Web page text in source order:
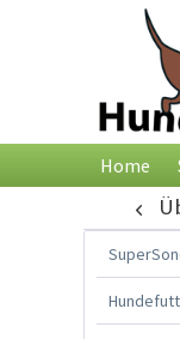
Home